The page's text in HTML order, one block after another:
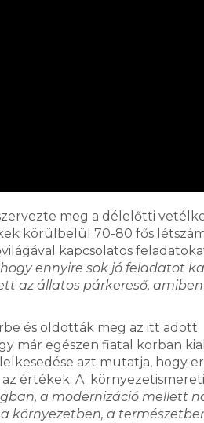
meg a délelőtti
körülbelül 70-80 fős
kapcsolatos
ennyire sok jó feladatot
az állatos párkereső, amiben
és oldották meg az itt adott
már egészen fiatal korban
azt mutatja, hogy
értékek. A környezetismereti
a modernizáció mellett
környezetben, a